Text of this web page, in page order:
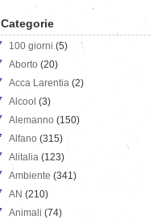
Categorie
100 giorni (5)
Aborto (20)
Acca Larentia (2)
Alcool (3)
Alemanno (150)
Alfano (315)
Alitalia (123)
Ambiente (341)
AN (210)
Animali (74)